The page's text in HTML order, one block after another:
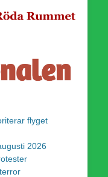
flyget
2026